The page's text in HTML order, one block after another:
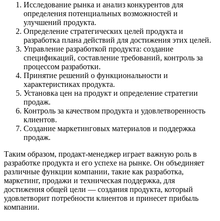
Исследование рынка и анализ конкурентов для
определения потенциальных возможностей и
улучшений продукта.
Определение стратегических целей продукта и
разработка плана действий для достижения этих целей.
Управление разработкой продукта: создание
спецификаций, составление требований, контроль за
процессом разработки.
Принятие решений о функциональности и
характеристиках продукта.
Установка цен на продукт и определение стратегии
продаж.
Контроль за качеством продукта и удовлетворенность
клиентов.
Создание маркетинговых материалов и поддержка
продаж.
Таким образом, продакт-менеджер играет важную роль в
разработке продукта и его успехе на рынке. Он объединяет
различные функции компании, такие как разработка,
маркетинг, продажи и техническая поддержка, для
достижения общей цели — создания продукта, который
удовлетворит потребности клиентов и принесет прибыль
компании.